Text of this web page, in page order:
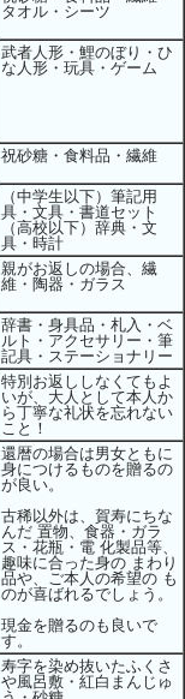
タオル・シーツ
武者人形・鯉のぼり・ひ
な人形・玩具・ゲーム
祝砂糖・食料品・繊維
（中学生以下）筆記用
具・文具・書道セット
（高校以下）辞典・文
具・時計
親がお返しの場合、繊
維・陶器・ガラス
辞書・身具品・札入・ベ
ルト・アクセサリー・筆
記具・ステーショナリー
特別お返ししなくてもよ
いが、大人として本人か
ら丁寧な礼状を忘れない
こと！
還暦の場合は男女ともに
身につけるものを贈るの
が良い。
古稀以外は、賀寿にちな
んだ 置物、食器・ガラ
ス・花瓶・電 化製品等、
趣味に合った身の まわり
品や、ご本人の希望の も
のが喜ばれるでしょう。
現金を贈るのも良いで
す。
寿字を染め抜いたふくさ
や風呂敷・紅白まんじゅ